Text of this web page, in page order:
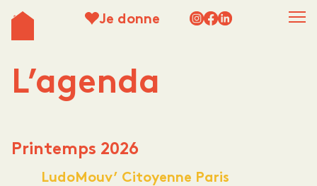
Je donne
L’agenda
Printemps 2026
LudoMouv’ Citoyenne Paris